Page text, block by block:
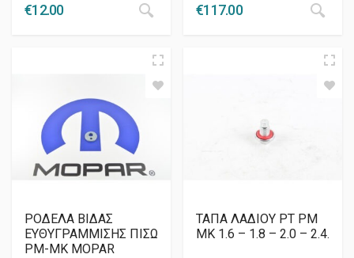
€12.00 €117.00
ΡΟΔΕΛΑ ΒΙΔΑΣ
ΕΥΘΥΓΡΑΜΜΙΣΗΣ ΠΙΣΩ
PM-MK MOPAR
ΤΑΠΑ ΛΑΔΙΟΥ PT PM
MK 1.6 – 1.8 – 2.0 – 2.4.